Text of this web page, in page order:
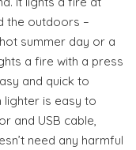
the outdoors –
summer day or a
a fire with a press
and quick to
lighter is easy to
and USB cable,
need any harmful